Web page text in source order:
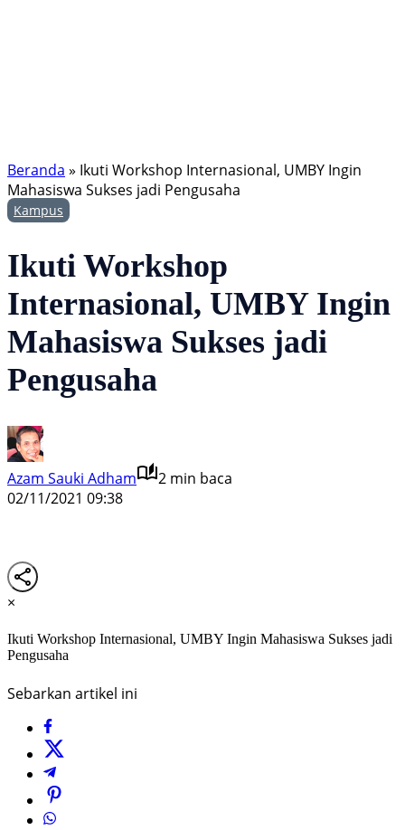
Beranda » Ikuti Workshop Internasional, UMBY Ingin
Mahasiswa Sukses jadi Pengusaha
Kampus
Ikuti Workshop
Internasional, UMBY Ingin
Mahasiswa Sukses jadi
Pengusaha
Azam Sauki Adham
2 min baca
02/11/2021 09:38
×
Ikuti Workshop Internasional, UMBY Ingin Mahasiswa Sukses jadi
Pengusaha
Sebarkan artikel ini